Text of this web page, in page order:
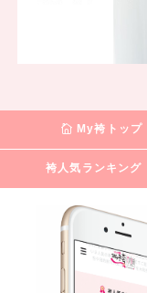
My袴トップ
袴人気ランキング